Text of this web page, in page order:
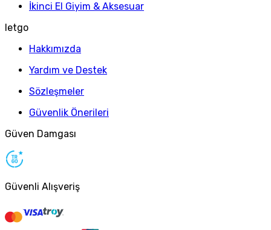
İkinci El Giyim & Aksesuar
letgo
Hakkımızda
Yardım ve Destek
Sözleşmeler
Güvenlik Önerileri
Güven Damgası
Güvenli Alışveriş